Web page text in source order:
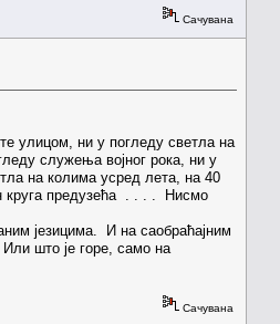
Сачувана
улицом, ни у погледу светла на
служења војног рока, ни у
на колима усред лета, на 40
круга предузећа . . . . Нисмо
језицима. И на саобраћајним
што је горе, само на
Сачувана